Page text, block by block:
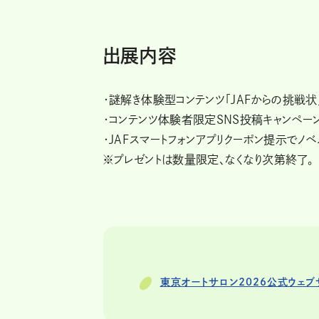
出展内容
・謎解き体験型コンテンツ「JAFからの挑戦状
・コンテンツ体験者限定SNS投稿キャンペー
・JAFスマートフォンアプリクーポン提示でノ
※プレゼントは数量限定、なくなり次第終了。
東京オートサロン2026公式ウェブ